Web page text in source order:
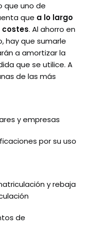
que uno de
que a lo largo
costes. Al ahorro en
hay que sumarle
a amortizar la
que se utilice. A
de las más
y empresas
por su uso
y rebaja
de